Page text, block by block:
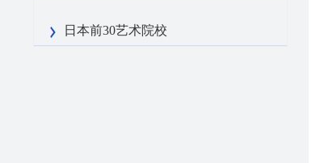
日本前30艺术院校